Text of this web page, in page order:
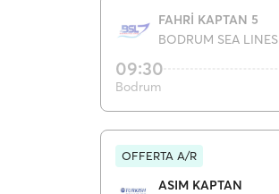
FAHRİ KAPTAN 5
BODRUM SEA LINES
09:30
Bodrum
OFFERTA A/R
ASIM KAPTAN